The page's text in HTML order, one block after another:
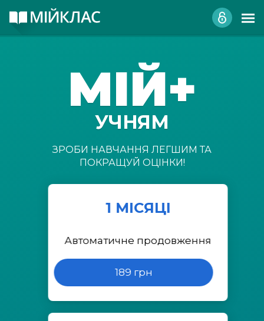
МІЙ+
УЧНЯМ
ЗРОБИ НАВЧАННЯ ЛЕГШИМ ТА
ПОКРАЩУЙ ОЦІНКИ!
1 МІСЯЦІ
Автоматичне продовження
189 грн